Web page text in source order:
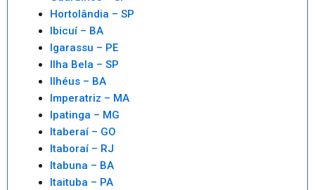
Hortolândia – SP
Ibicuí – BA
Igarassu – PE
Ilha Bela – SP
Ilhéus – BA
Imperatriz – MA
Ipatinga – MG
Itaberaí – GO
Itaboraí – RJ
Itabuna – BA
Itaituba – PA